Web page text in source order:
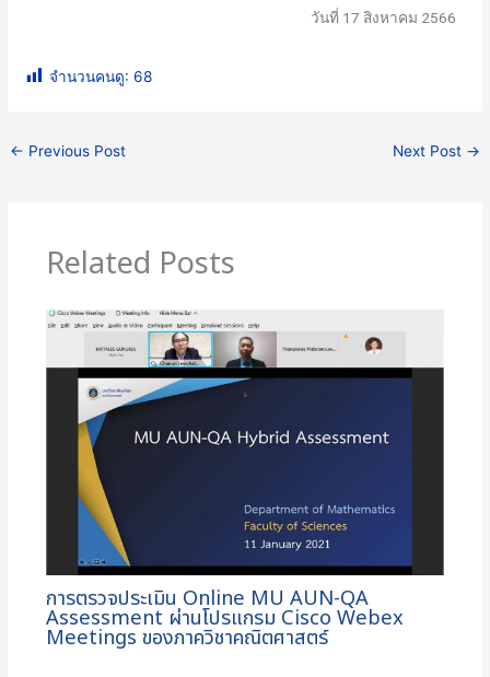
วันที่ 17 สิงหาคม 2566
จำนวนคนดู: 68
← Previous Post Next Post →
Related Posts
การตรวจประเมิน Online MU AUN-QA
Assessment ผ่านโปรแกรม Cisco Webex
Meetings ของภาควิชาคณิตศาสตร์